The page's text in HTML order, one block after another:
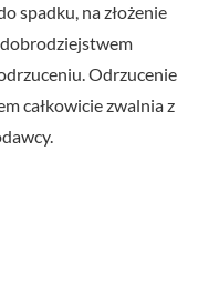
spadku, na złożenie
Odrzucenie
całkowicie zwalnia z